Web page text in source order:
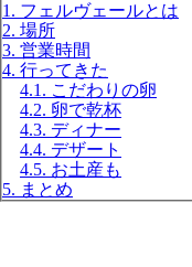
1. フェルヴェールとは
2. 場所
3. 営業時間
4. 行ってきた
4.1. こだわりの卵
4.2. 卵で乾杯
4.3. ディナー
4.4. デザート
4.5. お土産も
5. まとめ